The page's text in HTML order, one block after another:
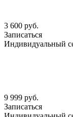
3 600 руб.
Записаться
Индивидуальный
9 999 руб.
Записаться